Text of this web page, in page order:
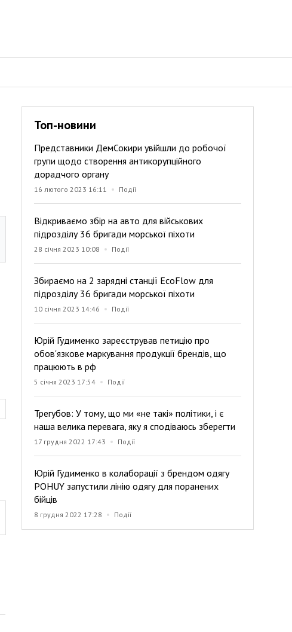
Топ-новини
Представники ДемСокири увійшли до робочої
групи щодо створення антикорупційного
дорадчого органу
16 лютого 2023 16:11 Події
Відкриваємо збір на авто для військових
підрозділу 36 бригади морської піхоти
28 січня 2023 10:08 Події
Збираємо на 2 зарядні станції EcoFlow для
підрозділу 36 бригади морської піхоти
10 січня 2023 14:46 Події
Юрій Гудименко зареєстрував петицію про
обов'язкове маркування продукції брендів, що
працюють в рф
5 січня 2023 17:54 Події
Трегубов: У тому, що ми «не такі» політики, і є
наша велика перевага, яку я сподіваюсь зберегти
17 грудня 2022 17:43 Події
Юрій Гудименко в колаборації з брендом одягу
POHUY запустили лінію одягу для поранених
бійців
8 грудня 2022 17:28 Події